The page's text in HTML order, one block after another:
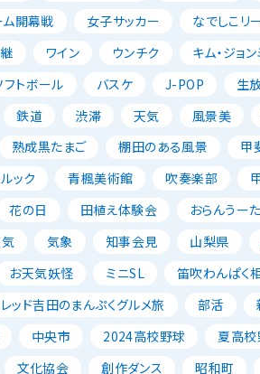
開幕戦 女子サッカー なでしこリ
ワイン ウンチク キム・ジョ
フトボール バスケ J-POP 生
鉄道 渋滞 天気 風景美
熟成黒たまご 棚田のある風景 甲
ック 青楓美術館 吹奏楽部
花の日 田植え体験会 おらんうー
気象 知事会見 山梨県
お天気妖怪 ミニSL 笛吹わんぱく
レッド吉田のまんぷくグルメ旅 部活
中央市 2024高校野球 夏高校
文化協会 創作ダンス 昭和町